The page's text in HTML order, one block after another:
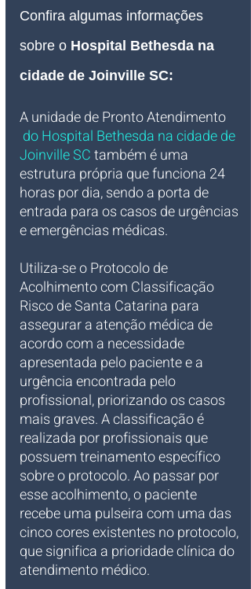
Confira algumas informações
sobre o Hospital Bethesda na
cidade de Joinville SC:
A unidade de Pronto Atendimento
do Hospital Bethesda na cidade de
Joinville SC também é uma
estrutura própria que funciona 24
horas por dia, sendo a porta de
entrada para os casos de urgências
e emergências médicas.
Utiliza-se o Protocolo de
Acolhimento com Classificação
Risco de Santa Catarina para
assegurar a atenção médica de
acordo com a necessidade
apresentada pelo paciente e a
urgência encontrada pelo
profissional, priorizando os casos
mais graves. A classificação é
realizada por profissionais que
possuem treinamento específico
sobre o protocolo. Ao passar por
esse acolhimento, o paciente
recebe uma pulseira com uma das
cinco cores existentes no protocolo,
que significa a prioridade clínica do
atendimento médico.